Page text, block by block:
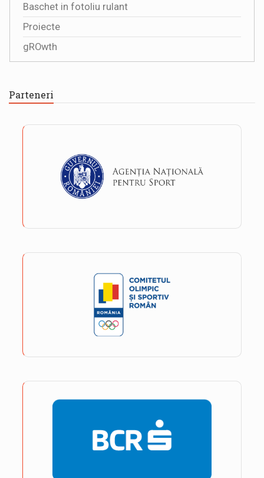
Baschet in fotoliu rulant
Proiecte
gROwth
Parteneri